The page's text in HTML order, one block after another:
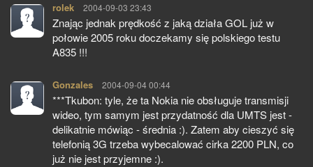
rolek pisze:
2004-09-03 23:43
Znając jednak prędkość z jaką działa GOL już w
połowie 2005 roku doczekamy się polskiego testu
A835 !!!
Gonzales pisze:
2004-09-04 00:44
***Tkubon: tyle, że ta Nokia nie obsługuje transmisji
wideo, tym samym jest przydatność dla UMTS jest -
delikatnie mówiąc - średnia :). Zatem aby cieszyć się
telefonią 3G trzeba wybecalować cirka 2200 PLN, co
już nie jest przyjemne :).